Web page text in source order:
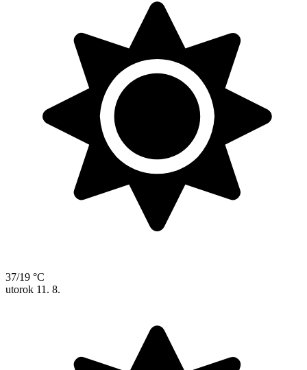
37/19 °C
utorok 11. 8.